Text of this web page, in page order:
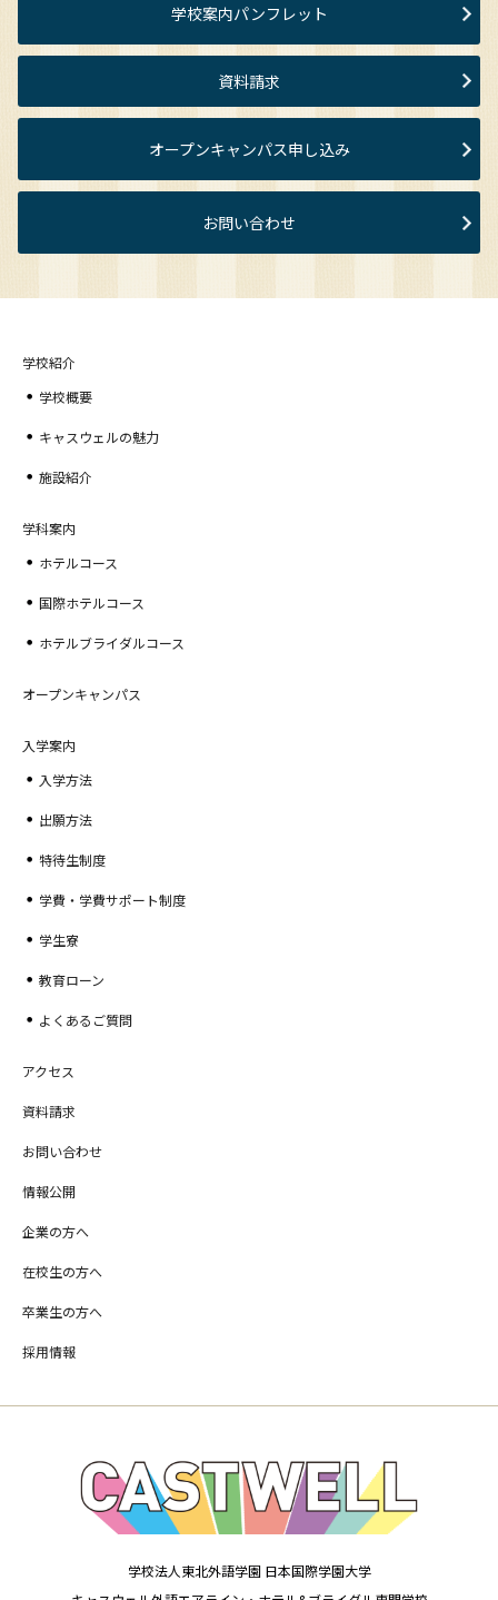
学校案内パンフレット
資料請求
オープンキャンパス申し込み
お問い合わせ
学校紹介
学校概要
キャスウェルの魅力
施設紹介
学科案内
ホテルコース
国際ホテルコース
ホテルブライダルコース
オープンキャンパス
入学案内
入学方法
出願方法
特待生制度
学費・学費サポート制度
学生寮
教育ローン
よくあるご質問
アクセス
資料請求
お問い合わせ
情報公開
企業の方へ
在校生の方へ
卒業生の方へ
採用情報
学校法人東北外語学園 日本国際学園大学